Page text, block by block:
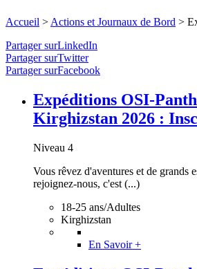
Accueil > Actions et Journaux de Bord >
Partager surLinkedIn
Partager surTwitter
Partager surFacebook
Expéditions OSI-
Kirghizstan 2026 :
Niveau 4
Vous rêvez d'aventures et de grands
rejoignez-nous, c'est (...)
18-25 ans/Adultes
Kirghizstan
En Savoir +